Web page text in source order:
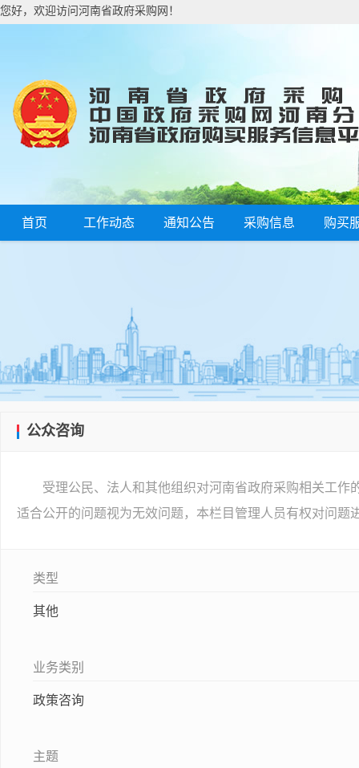
您好，欢迎访问河南省政府采购网！
首页 工作动态 通知公告 采购信息 购买
公众咨询
受理公民、法人和其他组织对河南省政府采购相关工
适合公开的问题视为无效问题，本栏目管理人员有权对问题
类型
其他
业务类别
政策咨询
主题